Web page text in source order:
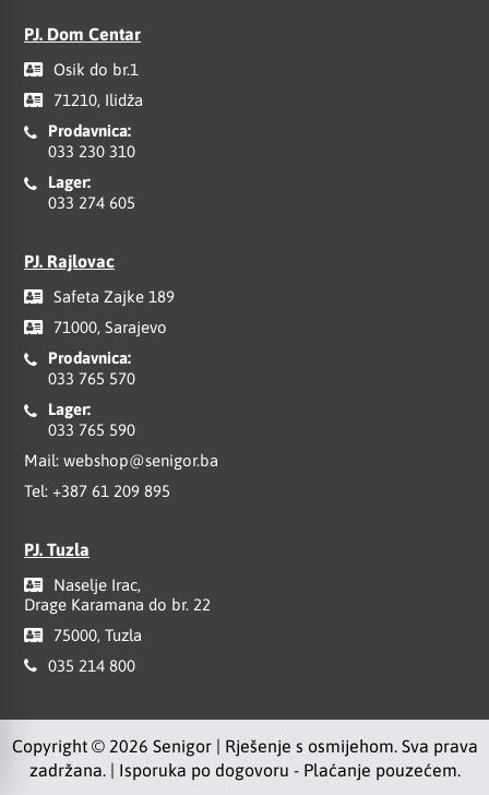
PJ. Dom Centar
Osik do br.1
71210, Ilidža
Prodavnica:
033 230 310
Lager:
033 274 605
PJ. Rajlovac
Safeta Zajke 189
71000, Sarajevo
Prodavnica:
033 765 570
Lager:
033 765 590
Mail: webshop@senigor.ba
Tel: +387 61 209 895
PJ. Tuzla
Naselje Irac,
Drage Karamana do br. 22
75000, Tuzla
035 214 800
Copyright © 2026 Senigor | Rješenje s osmijehom. Sva prava
zadržana. | Isporuka po dogovoru - Plaćanje pouzećem.